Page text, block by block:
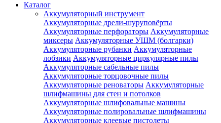
Каталог
Аккумуляторный инструмент
Аккумуляторные дрели-шуруповёрты
Аккумуляторные перфораторы Аккумуляторные
миксеры Аккумуляторные УШМ (болгарки)
Аккумуляторные рубанки Аккумуляторные
лобзики Аккумуляторные циркулярные пилы
Аккумуляторные сабельные пилы
Аккумуляторные торцовочные пилы
Аккумуляторные реноваторы Аккумуляторные
шлифмашины для стен и потолков
Аккумуляторные шлифовальные машины
Аккумуляторные полировальные шлифмашины
Аккумуляторные клеевые пистолеты